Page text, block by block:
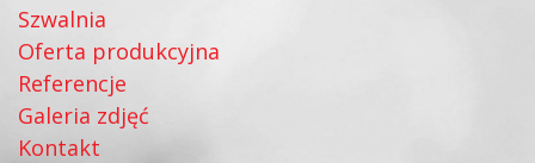
Szwalnia
Oferta produkcyjna
Referencje
Galeria zdjęć
Kontakt